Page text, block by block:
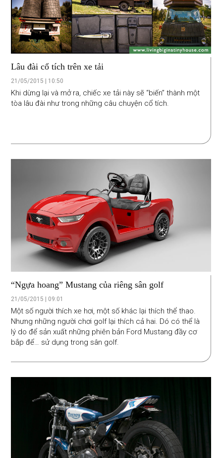
Lâu đài cổ tích trên xe tải
21/05/2015 | 10:50
Khi dừng lại và mở ra, chiếc xe tải này sẽ “biến” thành một
tòa lâu đài như trong những câu chuyện cổ tích.
“Ngựa hoang” Mustang của riêng sân golf
21/05/2015 | 09:01
Một số người thích xe hơi, một số khác lại thích thể thao.
Nhưng những người chơi golf lại thích cả hai. Dó có thể là
lý do để sản xuất những phiên bản Ford Mustang đầy cơ
bắp để… sử dụng trong sân golf.